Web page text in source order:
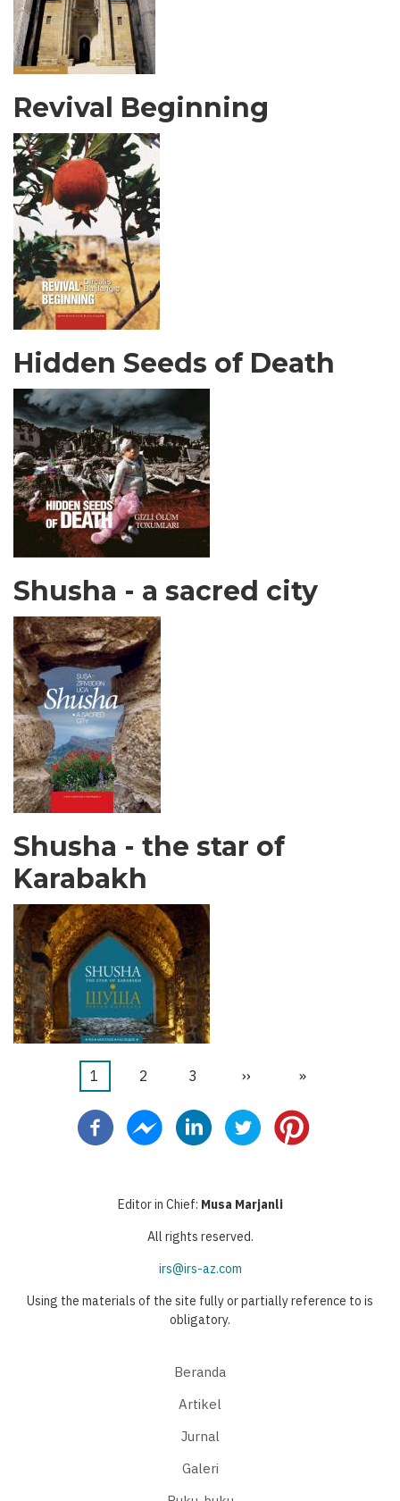
Revival Beginning
Hidden Seeds of Death
Shusha - a sacred city
Shusha - the star of
Karabakh
Pagination
Halaman
1 Halaman
2 Halaman
3
Halaman
››
Last
»
Editor in Chief: Musa Marjanli
All rights reserved.
irs@irs-az.com
Using the materials of the site fully or partially reference to is
obligatory.
Beranda
Artikel
Jurnal
Galeri